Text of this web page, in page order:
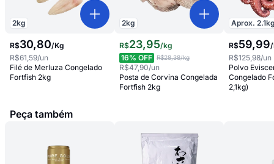
2kg
R$30,80/Kg
R$61,59/un
Filé de Merluza Congelado
Fortfish 2kg
2kg
R$23,95/kg
16% OFF R$28,38/kg
R$47,90/un
Posta de Corvina Congelada
Fortfish 2kg
Aprox.2.1
R$59,99/
R$125,98/un
Polvo
Congelado
2,1kg)
Peça também